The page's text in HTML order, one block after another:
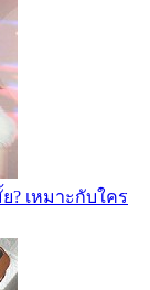
? เหมาะกับใคร